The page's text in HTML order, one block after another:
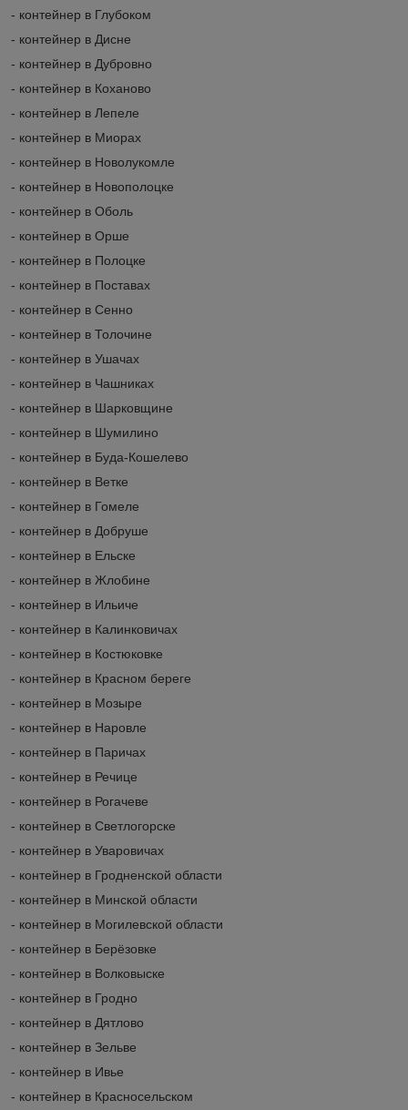
- контейнер в Глубоком
- контейнер в Дисне
- контейнер в Дубровно
- контейнер в Коханово
- контейнер в Лепеле
- контейнер в Миорах
- контейнер в Новолукомле
- контейнер в Новополоцке
- контейнер в Оболь
- контейнер в Орше
- контейнер в Полоцке
- контейнер в Поставах
- контейнер в Сенно
- контейнер в Толочине
- контейнер в Ушачах
- контейнер в Чашниках
- контейнер в Шарковщине
- контейнер в Шумилино
- контейнер в Буда-Кошелево
- контейнер в Ветке
- контейнер в Гомеле
- контейнер в Добруше
- контейнер в Ельске
- контейнер в Жлобине
- контейнер в Ильиче
- контейнер в Калинковичах
- контейнер в Костюковке
- контейнер в Красном береге
- контейнер в Мозыре
- контейнер в Наровле
- контейнер в Паричах
- контейнер в Речице
- контейнер в Рогачеве
- контейнер в Светлогорске
- контейнер в Уваровичах
- контейнер в Гродненской области
- контейнер в Минской области
- контейнер в Могилевской области
- контейнер в Берёзовке
- контейнер в Волковыске
- контейнер в Гродно
- контейнер в Дятлово
- контейнер в Зельве
- контейнер в Ивье
- контейнер в Красносельском